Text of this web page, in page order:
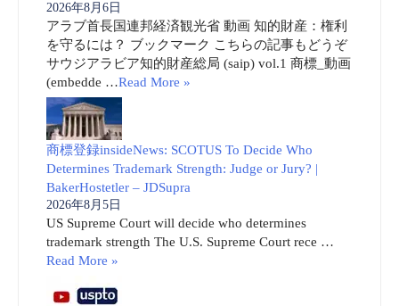
2026年8月6日
アラブ首長国連邦経済観光省 動画 知的財産：権利
を守るには？ ブックマーク こちらの記事もどうぞ
サウジアラビア知的財産総局 (saip) vol.1 商標_動画
(embedde …Read More »
商標登録insideNews: SCOTUS To Decide Who
Determines Trademark Strength: Judge or Jury? |
BakerHostetler – JDSupra
2026年8月5日
US Supreme Court will decide who determines
trademark strength The U.S. Supreme Court rece …
Read More »